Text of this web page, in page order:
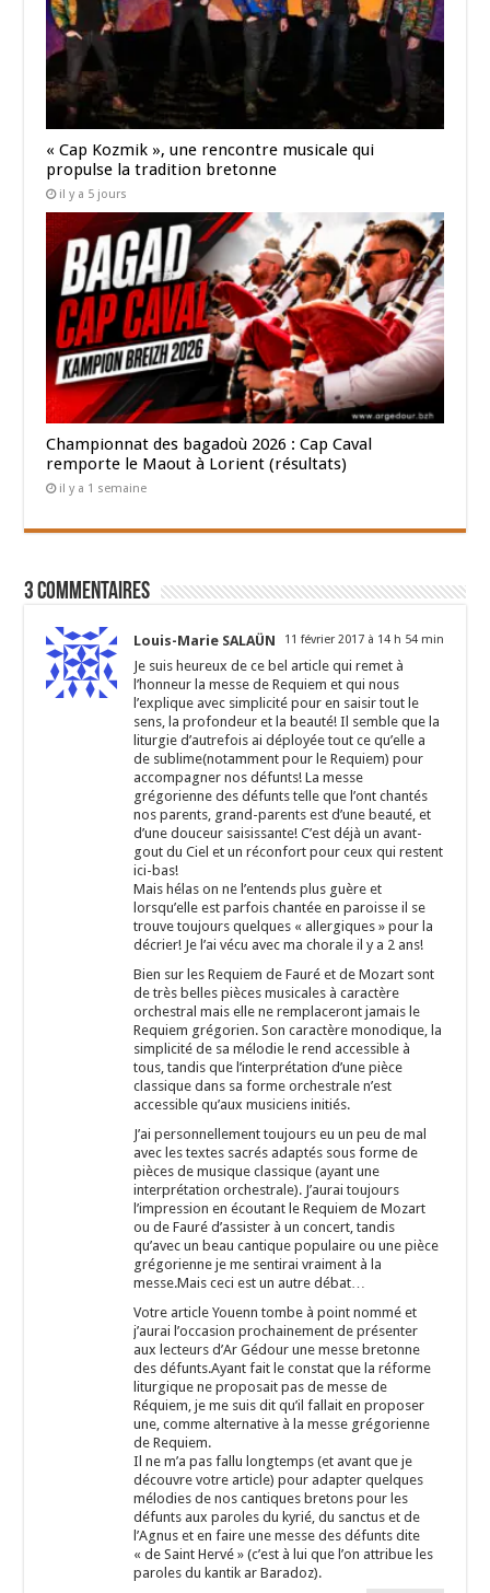
« Cap Kozmik », une rencontre musicale qui
propulse la tradition bretonne
il y a 5 jours
Championnat des bagadoù 2026 : Cap Caval
remporte le Maout à Lorient (résultats)
il y a 1 semaine
3 Commentaires
Louis-Marie SALAÜN 11 février 2017 à 14 h 54 min
Je suis heureux de ce bel article qui remet à
l’honneur la messe de Requiem et qui nous
l’explique avec simplicité pour en saisir tout le
sens, la profondeur et la beauté! Il semble que la
liturgie d’autrefois ai déployée tout ce qu’elle a
de sublime(notamment pour le Requiem) pour
accompagner nos défunts! La messe
grégorienne des défunts telle que l’ont chantés
nos parents, grand-parents est d’une beauté, et
d’une douceur saisissante! C’est déjà un avant-
gout du Ciel et un réconfort pour ceux qui restent
ici-bas!
Mais hélas on ne l’entends plus guère et
lorsqu’elle est parfois chantée en paroisse il se
trouve toujours quelques « allergiques » pour la
décrier! Je l’ai vécu avec ma chorale il y a 2 ans!
Bien sur les Requiem de Fauré et de Mozart sont
de très belles pièces musicales à caractère
orchestral mais elle ne remplaceront jamais le
Requiem grégorien. Son caractère monodique, la
simplicité de sa mélodie le rend accessible à
tous, tandis que l’interprétation d’une pièce
classique dans sa forme orchestrale n’est
accessible qu’aux musiciens initiés.
J’ai personnellement toujours eu un peu de mal
avec les textes sacrés adaptés sous forme de
pièces de musique classique (ayant une
interprétation orchestrale). J’aurai toujours
l’impression en écoutant le Requiem de Mozart
ou de Fauré d’assister à un concert, tandis
qu’avec un beau cantique populaire ou une pièce
grégorienne je me sentirai vraiment à la
messe.Mais ceci est un autre débat…
Votre article Youenn tombe à point nommé et
j’aurai l’occasion prochainement de présenter
aux lecteurs d’Ar Gédour une messe bretonne
des défunts.Ayant fait le constat que la réforme
liturgique ne proposait pas de messe de
Réquiem, je me suis dit qu’il fallait en proposer
une, comme alternative à la messe grégorienne
de Requiem.
Il ne m’a pas fallu longtemps (et avant que je
découvre votre article) pour adapter quelques
mélodies de nos cantiques bretons pour les
défunts aux paroles du kyrié, du sanctus et de
l’Agnus et en faire une messe des défunts dite
« de Saint Hervé » (c’est à lui que l’on attribue les
paroles du kantik ar Baradoz).